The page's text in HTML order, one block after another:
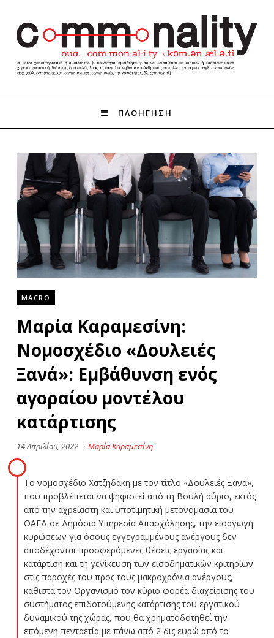
ΠΛΟΗΓΗΣΗ
MACRO
Μαρία Καραμεσίνη:
Νομοσχέδιο «Δουλειές
Ξανά»: Εμβάθυνση ενός
αγοραίου μοντέλου
κατάρτισης
14 Απριλίου, 2022 · Μαρία Καραμεσίνη
Το νομοσχέδιο Χατζηδάκη με τον τίτλο «Δουλειές Ξανά»,
που προβλέπεται να ψηφιστεί από τη Βουλή αύριο, εκτός
από την αχρείαστη και υποτιμητική μετονομασία του
ΟΑΕΔ σε Δημόσια Υπηρεσία Απασχόλησης, την εισαγωγή
κυρώσεων για όσους εγγεγραμμένους ανέργους δεν
αποδέχονται προσφερόμενες θέσεις εργασίας και
κατάρτιση και τη γενίκευση των εισοδηματικών κριτηρίων
στις παροχές του προς τους μακροχρόνια ανέργους,
καθιστά τον Οργανισμό τον κύριο φορέα διαχείρισης του
συστήματος επιδοτούμενης κατάρτισης του εργατικού
δυναμικού της χώρας, που θα χρηματοδοτηθεί την
επόμενη πενταετία με πάνω από 2 δις ευρώ από το